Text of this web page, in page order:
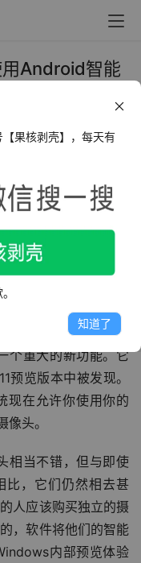
Android智能
于2月29日，现已扩
体验用户能够在其
使用Android手机或
11内部预览版。
初步推出后，微软为
个重大的新功能。它
预览版本中被发现。
现在允许你使用你的
头。
相当不错，但与即使
比，它们仍然相去甚
人应该购买独立的摄
，软件将他们的智能
内部预览体验
果核剥壳】，每天有
知道了